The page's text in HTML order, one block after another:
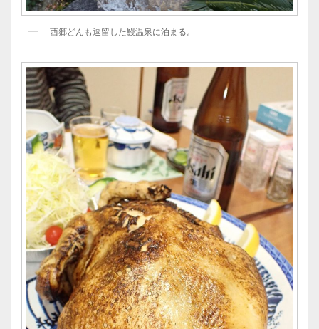
西郷どんも逗留した鰻温泉に泊まる。